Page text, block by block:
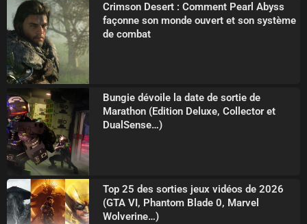
Crimson Desert : Comment Pearl Abyss
façonne son monde ouvert et son système
de combat
Bungie dévoile la date de sortie de
Marathon (Edition Deluxe, Collector et
DualSense…)
Top 25 des sorties jeux vidéos de 2026
(GTA VI, Phantom Blade 0, Marvel
Wolverine…)